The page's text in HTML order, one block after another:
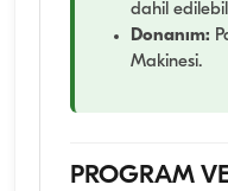
dahil
Donanım:
Makinesi.
PROGRAM